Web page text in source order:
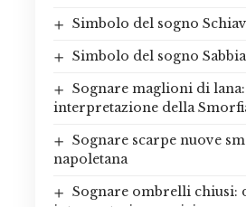
Simbolo del sogno
Simbolo del sogno Sabbia
Sognare maglioni di
interpretazione della
Sognare scarpe nuove
napoletana
Sognare ombrelli chiusi: